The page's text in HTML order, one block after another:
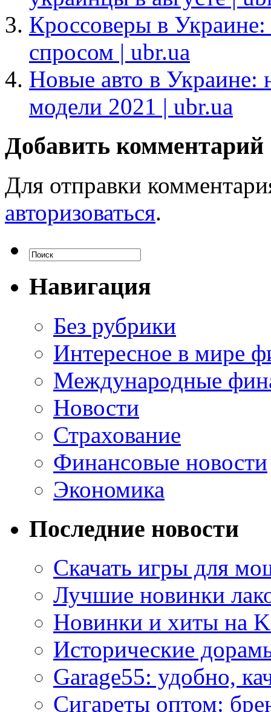
Кроссоверы в
спросом | ubr.ua
Новые авто в Украине:
модели 2021 | ubr.ua
Добавить комментарий
Для отправки
авторизоваться.
Навигация
Без рубрики
Интересное в мире
Международные
Новости
Страхование
Финансовые новости
Экономика
Последние новости
Скачать игры для
Лучшие новинки
Новинки и хиты на
Исторические
Garage55: удобно,
Сигареты оптом: